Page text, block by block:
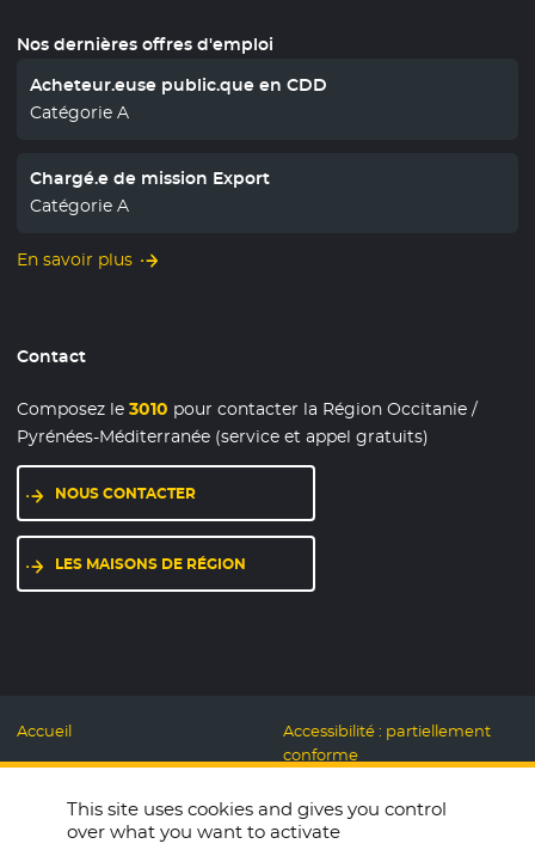
Nos dernières offres d'emploi
Acheteur.euse public.que en CDD
Catégorie A
Chargé.e de mission Export
Catégorie A
En savoir plus
Contact
Composez le3010 pour contacter la Région Occitanie /
Pyrénées-Méditerranée (service et appel gratuits)
NOUS CONTACTER
LES MAISONS DE RÉGION
Accueil
Mentions légales
Données personnelles et
Cookies
Accessibilité : partiellement
conforme
Responsable
This site uses cookies and gives you control
over what you want to activate